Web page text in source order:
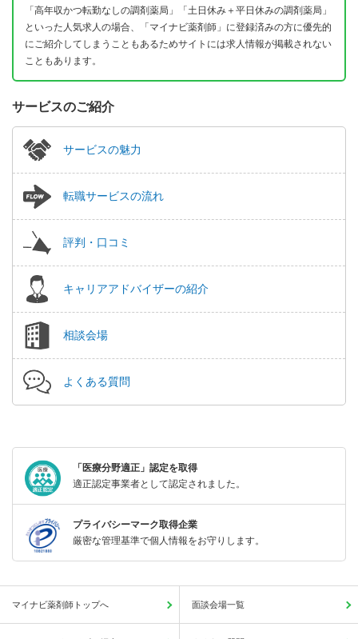
「高年収かつ転勤なしの調剤薬局」「土日休み＋平日休みの調剤薬局」
といった人気求人の場合、「マイナビ薬剤師」に登録済みの方に優先的
にご紹介してしまうこともあるためサイトには求人情報が掲載されない
こともあります。
サービスのご紹介
サービスの魅力
転職サービスの流れ
評判・口コミ
キャリアアドバイザーの紹介
相談会場
よくある質問
「医療分野適正」認定を取得
適正認定事業者として認定されました。
プライバシーマーク取得企業
厳密な管理基準で個人情報をお守りします。
マイナビ薬剤師トップへ 面談会場一覧